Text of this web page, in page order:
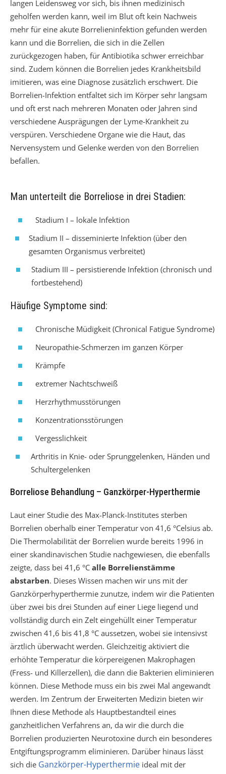
langen Leidensweg vor sich, bis ihnen medizinisch
geholfen werden kann, weil im Blut oft kein Nachweis
mehr für eine akute Borrelieninfektion gefunden werden
kann und die Borrelien, die sich in die Zellen
zurückgezogen haben, für Antibiotika schwer erreichbar
sind. Zudem können die Borrelien jedes Krankheitsbild
imitieren, was eine Diagnose zusätzlich erschwert. Die
Borrelien-Infektion entfaltet sich im Körper sehr langsam
und oft erst nach mehreren Monaten oder Jahren sind
verschiedene Ausprägungen der Lyme-Krankheit zu
verspüren. Verschiedene Organe wie die Haut, das
Nervensystem und Gelenke werden von den Borrelien
befallen.
Man unterteilt die Borreliose in drei Stadien:
Stadium I – lokale Infektion
Stadium II – disseminierte Infektion (über den
gesamten Organismus verbreitet)
Stadium III – persistierende Infektion (chronisch und
fortbestehend)
Häufige Symptome sind:
Chronische Müdigkeit (Chronical Fatigue Syndrome)
Neuropathie-Schmerzen im ganzen Körper
Krämpfe
extremer Nachtschweiß
Herzrhythmusstörungen
Konzentrationsstörungen
Vergesslichkeit
Arthritis in Knie- oder Sprunggelenken, Händen und
Schultergelenken
Borreliose Behandlung – Ganzkörper-Hyperthermie
Laut einer Studie des Max-Planck-Institutes sterben
Borrelien oberhalb einer Temperatur von 41,6 °Celsius ab.
Die Thermolabilität der Borrelien wurde bereits 1996 in
einer skandinavischen Studie nachgewiesen, die ebenfalls
zeigte, dass bei 41,6 °C alle Borrelienstämme
abstarben. Dieses Wissen machen wir uns mit der
Ganzkörperhyperthermie zunutze, indem wir die Patienten
über zwei bis drei Stunden auf einer Liege liegend und
vollständig durch ein Zelt eingehüllt einer Temperatur
zwischen 41,6 bis 41,8 °C aussetzen, wobei sie intensivst
ärztlich überwacht werden. Gleichzeitig aktiviert die
erhöhte Temperatur die körpereigenen Makrophagen
(Fress- und Killerzellen), die dann die Bakterien eliminieren
können. Diese Methode muss ein bis zwei Mal angewandt
werden. Im Zentrum der Erweiterten Medizin bieten wir
Ihnen diese Methode als Hauptbestandteil eines
ganzheitlichen Verfahrens an, da wir die durch die
Borrelien produzierten Neurotoxine durch ein besonderes
Entgiftungsprogramm eliminieren. Darüber hinaus lässt
sich die Ganzkörper-Hyperthermie ideal mit der